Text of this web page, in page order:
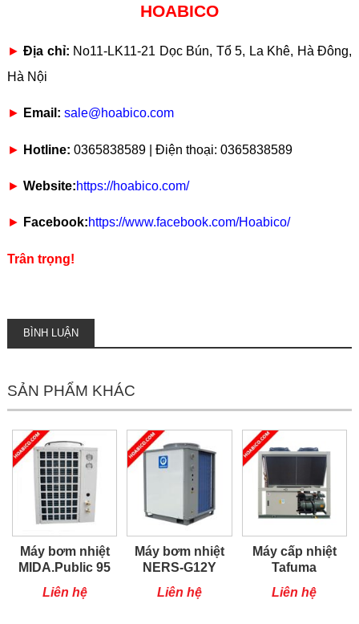
HOABICO
►Địa chỉ: No11-LK11-21 Dọc Bún, Tổ 5, La Khê, Hà Đông,
Hà Nội
► Email: sale@hoabico.com
► Hotline: 0365838589 | Điện thoại: 0365838589
► Website:https://hoabico.com/
► Facebook:https://www.facebook.com/Hoabico/
Trân trọng!
BÌNH LUẬN
SẢN PHẨM KHÁC
Máy bơm nhiệt
MIDA.Public 95
Liên hệ
Máy bơm nhiệt
NERS-G12Y
Liên hệ
Máy cấp nhiệt
Tafuma
TSQ100RP
Liên hệ